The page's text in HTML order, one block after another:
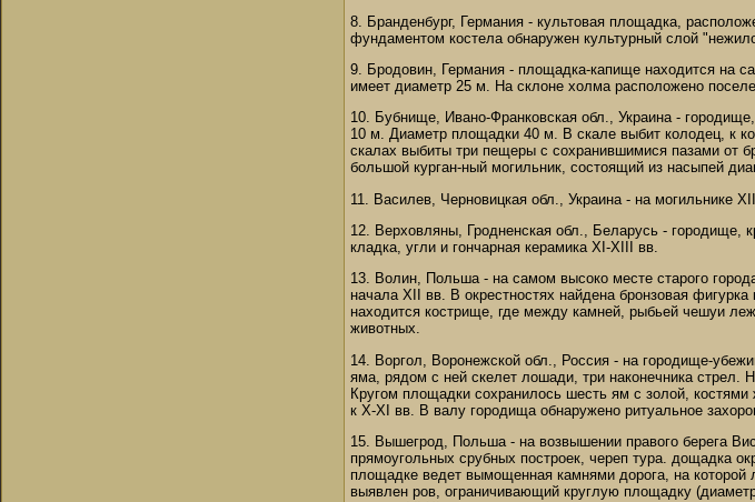
8. Бранденбург, Германия - культовая площадка,
фундаментом костела обнаружен культурный слой
9. Бродовин, Германия - площадка-капище находится на
имеет диаметр 25 м. На склоне холма расположено
10. Бубнище, Ивано-Франковская обл., Украина -
10 м. Диаметр площадки 40 м. В скале выбит колодец, к
скалах выбиты три пещеры с сохранившимися пазами от
большой курган-ный могильник, состоящий из насыпей
11. Василев, Черновицкая обл., Украина - на могильнике
12. Верховляны, Гродненская обл., Беларусь - городище,
кладка, угли и гончарная керамика XI-XIII вв.
13. Волин, Польша - на самом высоко месте старого
начала XII вв. В окрестностях найдена бронзовая
находится кострище, где между камней, рыбьей чешуи
животных.
14. Воргол, Воронежской обл., Россия - на городище-
яма, рядом с ней скелет лошади, три наконечника стрел.
Кругом площадки сохранилось шесть ям с золой,
к X-XI вв. В валу городища обнаружено ритуальное
15. Вышегрод, Польша - на возвышении правого берега
прямоугольных срубных построек, череп тура. дощадка
площадке ведет вымощенная камнями дорога, на
выявлен ров, ограничивающий круглую площадку